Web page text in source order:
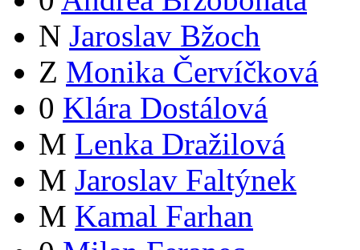
N Jaroslav Bžoch
Z Monika Červíčková
0 Klára Dostálová
M Lenka Dražilová
M Jaroslav Faltýnek
M Kamal Farhan